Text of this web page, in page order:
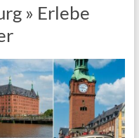
» Erlebe